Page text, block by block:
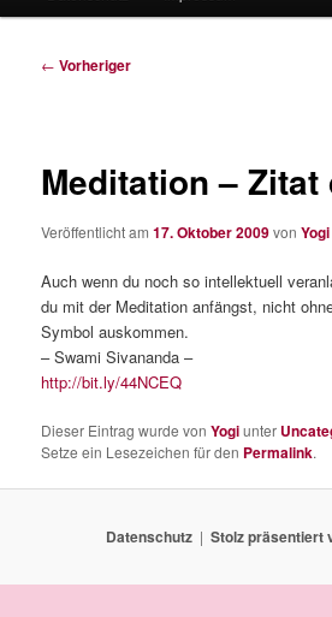
Beitragsnavigation
← Vorheriger
Meditation – Zitat
Veröffentlicht am17. Oktober 2009vonYogi
Auch wenn du noch so intellektuell
du mit der Meditation anfängst, nicht
Symbol auskommen.
– Swami Sivananda –
http://bit.ly/44NCEQ
Dieser Eintrag wurde vonYogiunter
Setze ein Lesezeichen für den Permalink.
Datenschutz Stolz präsentiert